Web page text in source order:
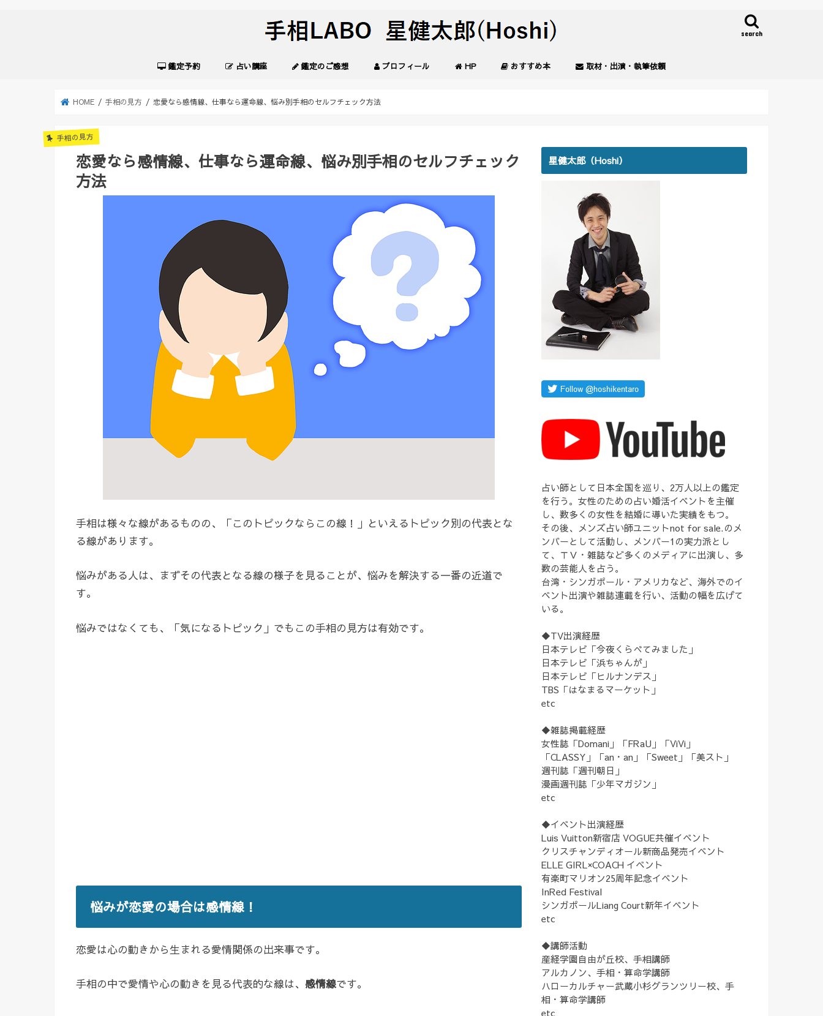
search
鑑定予約 占い講座 鑑定のご感想 プロフィール HP おすすめ本 取材・出演・執筆依頼
HOME 手相の見方 恋愛なら感情線、仕事なら運命線、悩み別手相のセルフチェック方法
手相の見方
恋愛なら感情線、仕事なら運命線、悩み別手相のセルフチェック
方法
手相は様々な線があるものの、「このトピックならこの線！」といえるトピック別の代表とな
る線があります。
悩みがある人は、まずその代表となる線の様子を見ることが、悩みを解決する一番の近道で
す。
悩みではなくても、「気になるトピック」でもこの手相の見方は有効です。
悩みが恋愛の場合は感情線！
恋愛は心の動きから生まれる愛情関係の出来事です。
手相の中で愛情や心の動きを見る代表的な線は、 感情線です。
星健太郎（Hoshi）
占い師として日本全国を巡り、2万人以上の鑑定
を行う。女性のための占い婚活イベントを主催
し、数多くの女性を結婚に導いた実績をもつ。
その後、メンズ占い師ユニットnot for sale.のメ
ンバーとして活動し、メンバー1の実力派とし
て、ＴＶ・雑誌など多くのメディアに出演し、多
数の芸能人を占う。
台湾・シンガポール・アメリカなど、海外でのイ
ベント出演や雑誌連載を行い、活動の幅を広げて
いる。
◆TV出演経歴
日本テレビ「今夜くらべてみました」
日本テレビ「浜ちゃんが」
日本テレビ「ヒルナンデス」
TBS「はなまるマーケット」
etc
◆雑誌掲載経歴
女性誌「Domani」「FRaU」「ViVi」
「CLASSY」「an・an」「Sweet」「美スト」
週刊誌「週刊朝日」
漫画週刊誌「少年マガジン」
etc
◆イベント出演経歴
Luis Vuitton新宿店 VOGUE共催イベント
クリスチャンディオール新商品発売イベント
ELLE GIRL×COACH イベント
有楽町マリオン25周年記念イベント
InRed Festival
シンガポールLiang Court新年イベント
etc
◆講師活動
産経学園自由が丘校、手相講師
アルカノン、手相・算命学講師
ハローカルチャー武蔵小杉グランツリー校、手
相・算命学講師
etc